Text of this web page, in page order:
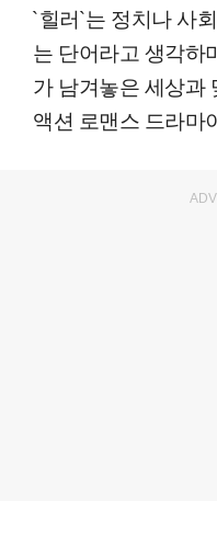
`힐러`는 정치나 사
는 단어라고 생각하
가 남겨놓은 세상과
액션 로맨스 드라마